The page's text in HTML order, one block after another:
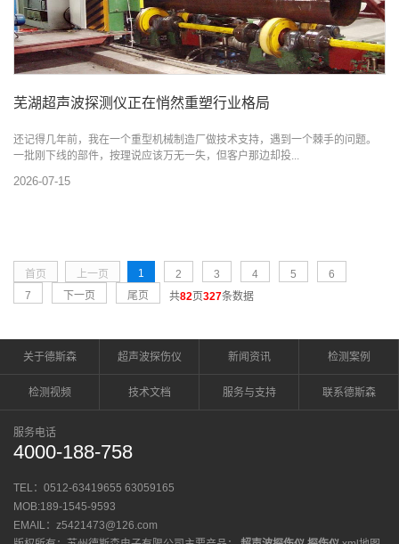
芜湖超声波探测仪正在悄然重塑行业格局
还记得几年前，我在一个重型机械制造厂做技术支持，遇到一个棘手的问题。
一批刚下线的部件，按理说应该万无一失，但客户那边却投...
2026-07-15
首页 上一页 1 2 3 4 5
6
7
下一页 尾页 共82页327条数据
关于德斯森 超声波探伤仪 新闻资讯 检测案例
检测视频 技术文档 服务与支持 联系德斯森
服务电话
4000-188-758
TEL：0512-63419655 63059165
MOB:189-1545-9593
EMAIL：z5421473@126.com